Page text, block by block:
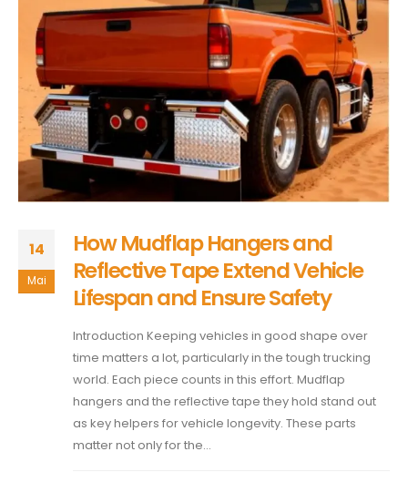
14
Mai
How Mudflap Hangers and
Reflective Tape Extend Vehicle
Lifespan and Ensure Safety
Introduction Keeping vehicles in good shape over
time matters a lot, particularly in the tough trucking
world. Each piece counts in this effort. Mudflap
hangers and the reflective tape they hold stand out
as key helpers for vehicle longevity. These parts
matter not only for the...